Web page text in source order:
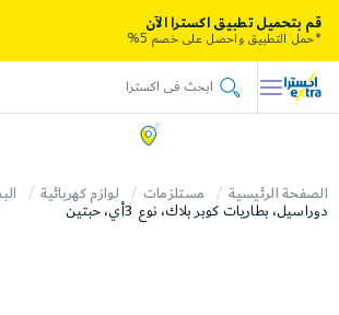
الصفحة الرئيسية مستلزمات لوازم كهربائية
دوراسيل، بطاريات كوبر بلاك، نوع 3أي، حبتين
قم بتحميل تطبيق اكسترا الآن
*حمل التطبيق واحصل على خصم 5%